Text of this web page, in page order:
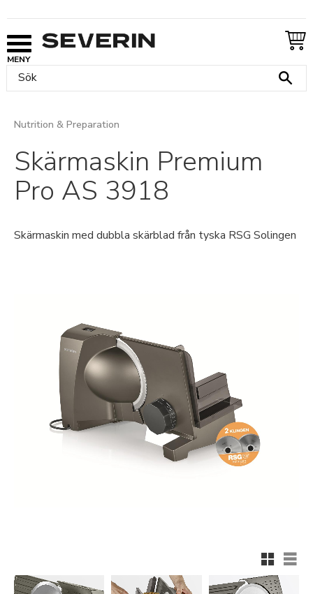
Nutrition & Preparation
Skärmaskin Premium
Pro AS 3918
Skärmaskin med dubbla skärblad från tyska RSG Solingen